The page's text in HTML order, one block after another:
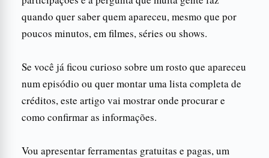
quando quer saber quem apareceu, mesmo que por
poucos minutos, em filmes, séries ou shows.
Se você já ficou curioso sobre um rosto que apareceu
num episódio ou quer montar uma lista completa de
créditos, este artigo vai mostrar onde procurar e
como confirmar as informações.
Vou apresentar ferramentas gratuitas e pagas, um